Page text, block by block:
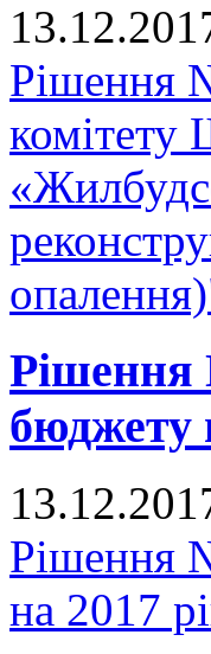
Рішення
комітету
Рішення
бюджету
Рішення
на 2017